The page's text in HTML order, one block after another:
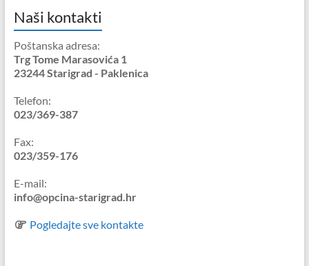
Naši kontakti
Poštanska adresa:
Trg Tome Marasovića 1
23244 Starigrad - Paklenica
Telefon:
023/369-387
Fax:
023/359-176
E-mail:
info@opcina-starigrad.hr
Pogledajte sve kontakte